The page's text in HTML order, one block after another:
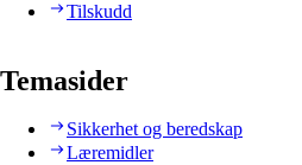
Tilskudd
Temasider
Sikkerhet og beredskap
Læremidler